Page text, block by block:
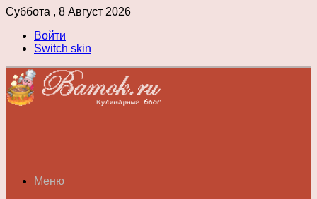
Суббота , 8 Август 2026
Войти
Switch skin
Меню